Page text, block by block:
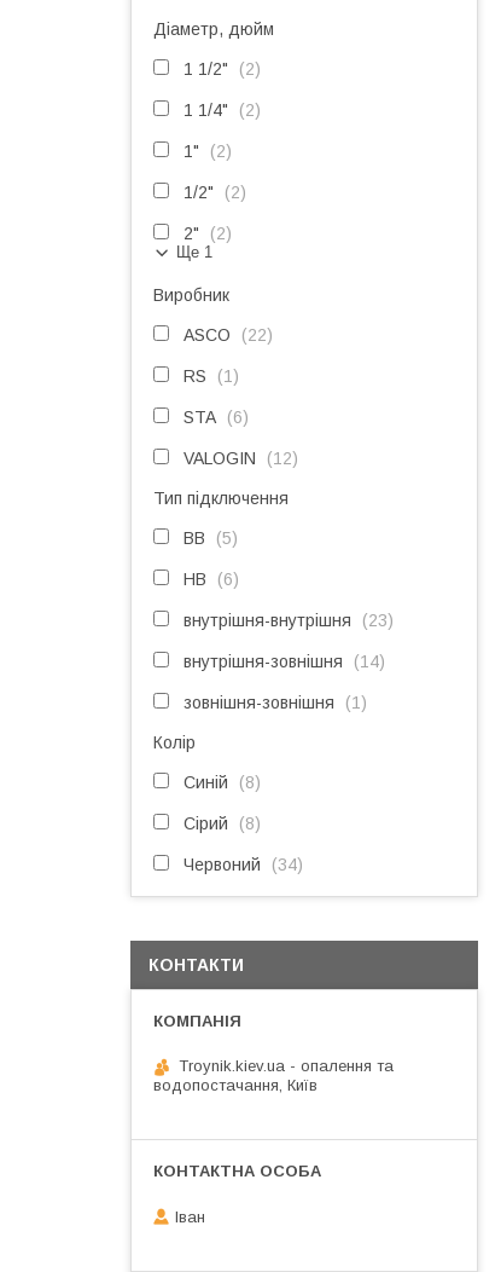
Діаметр, дюйм
1 1/2" 2
1 1/4" 2
1" 2
1/2" 2
2" 2
Ще 1
Виробник
ASCO 22
RS 1
STA 6
VALOGIN 12
Тип підключення
ВВ 5
НВ 6
внутрішня-внутрішня 23
внутрішня-зовнішня 14
зовнішня-зовнішня 1
Колір
Синій 8
Сірий 8
Червоний 34
КОНТАКТИ
Troynik.kiev.ua - опалення та
водопостачання, Київ
Іван